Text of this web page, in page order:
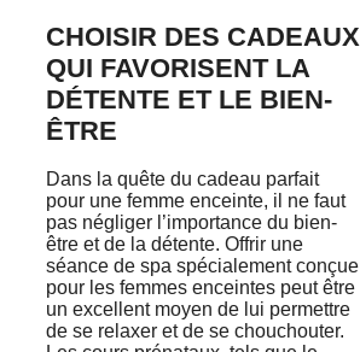
CHOISIR DES CADEAUX
QUI FAVORISENT LA
DÉTENTE ET LE BIEN-
ÊTRE
Dans la quête du cadeau parfait
pour une femme enceinte, il ne faut
pas négliger l’importance du bien-
être et de la détente. Offrir une
séance de spa spécialement conçue
pour les femmes enceintes peut être
un excellent moyen de lui permettre
de se relaxer et de se chouchouter.